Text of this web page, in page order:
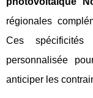
régionales
Ces spécificités
personnalisée
anticiper les